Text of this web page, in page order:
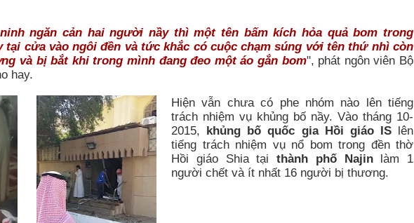
ngăn cản hai người nầy thì một tên bấm kích hỏa quả bom trong
tại cửa vào ngôi đền và tức khắc có cuộc chạm súng với tên thứ nhì còn
và bị bắt khi trong mình đang đeo một áo gắn bom", phát ngôn viên Bộ
hay.
Hiện vẫn chưa có phe nhóm nào lên tiếng
trách nhiệm vụ khủng bố nầy. Vào tháng 10-
2015,
khủng bố quốc gia Hồi giáo ISlên
tiếng trách nhiệm vụ nổ bom trong đền thờ
Hồi giáo Shia tại thành phố Najinlàm 1
người chết và ít nhất 16 người bị thương.